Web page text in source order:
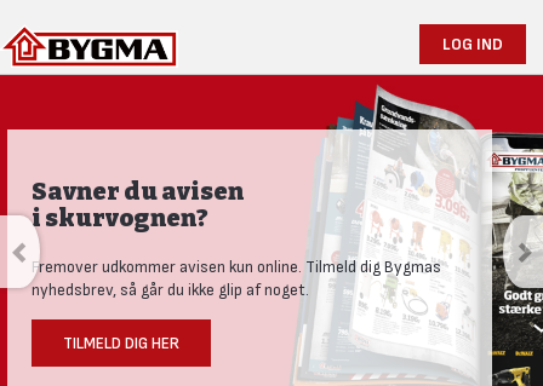
LOG IND
Savner du avisen
i skurvognen?
Fremover udkommer avisen kun online. Tilmeld dig Bygmas
nyhedsbrev, så går du ikke glip af noget.
TILMELD DIG HER